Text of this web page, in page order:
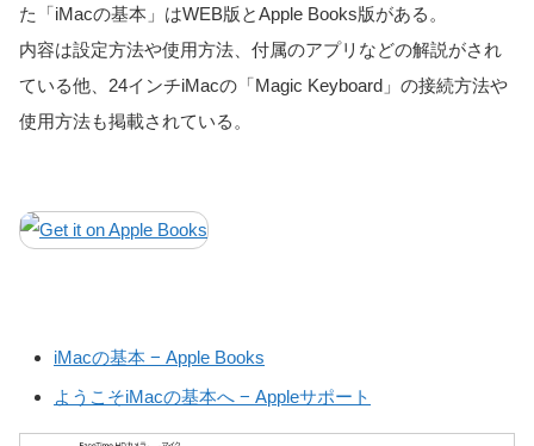
た「iMacの基本」はWEB版とApple Books版がある。
内容は設定方法や使用方法、付属のアプリなどの解説がされ
ている他、24インチiMacの「Magic Keyboard」の接続方法や
使用方法も掲載されている。
iMacの基本 − Apple Books
ようこそiMacの基本へ − Appleサポート